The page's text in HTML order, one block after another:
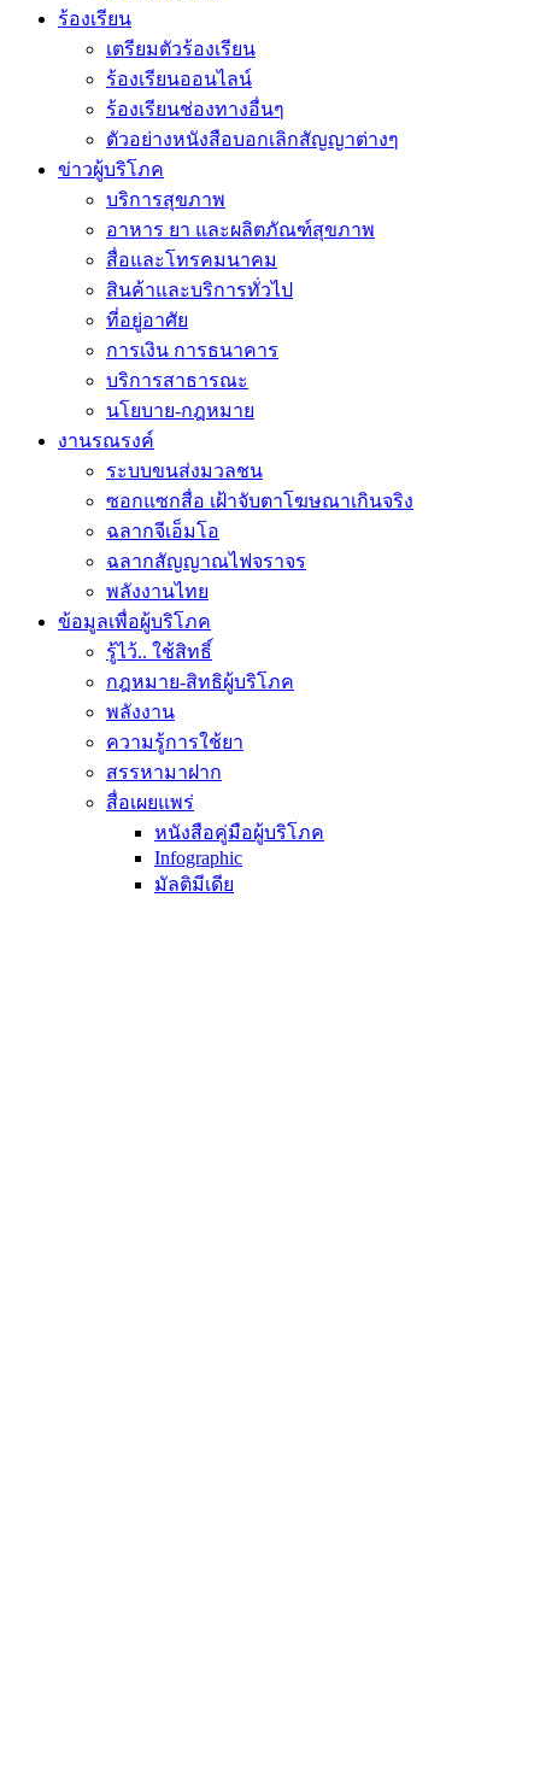
ร้องเรียน
เตรียมตัวร้องเรียน
ร้องเรียนออนไลน์
ร้องเรียนช่องทางอื่นๆ
ตัวอย่างหนังสือบอกเลิกสัญญาต่างๆ
ข่าวผู้บริโภค
บริการสุขภาพ
อาหาร ยา และผลิตภัณฑ์สุขภาพ
สื่อและโทรคมนาคม
สินค้าและบริการทั่วไป
ที่อยู่อาศัย
การเงิน การธนาคาร
บริการสาธารณะ
นโยบาย-กฎหมาย
งานรณรงค์
ระบบขนส่งมวลชน
ซอกแซกสื่อ เฝ้าจับตาโฆษณาเกินจริง
ฉลากจีเอ็มโอ
ฉลากสัญญาณไฟจราจร
พลังงานไทย
ข้อมูลเพื่อผู้บริโภค
รู้ไว้.. ใช้สิทธิ์
กฎหมาย-สิทธิผู้บริโภค
พลังงาน
ความรู้การใช้ยา
สรรหามาฝาก
สื่อเผยแพร่
หนังสือคู่มือผู้บริโภค
Infographic
มัลติมีเดีย